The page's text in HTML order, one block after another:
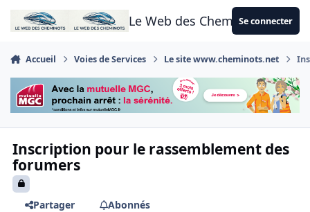
Aller au contenu
Le Web des CheminotsSe connecter
Accueil Voies de Services Le site www.cheminots.net
Inscription pour le rassemblement des
forumers
Partager
Abonnés